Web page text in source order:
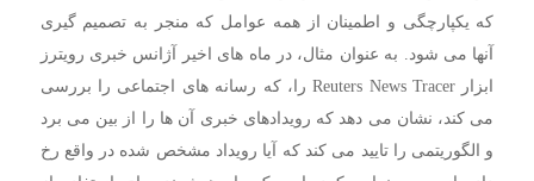
که یکپارچگی و اطمینان از همه عوامل که منجر به تصمیم گیری
آنها می شود. به عنوان مثال، در ماه های اخیر آژانس خبری رویترز
ابزار Reuters News Tracer را، که رسانه های اجتماعی را بررسی
می کند، نشان می دهد که رویدادهای خبری آن ها را از بین می برد
و الگوریتمی را تایید می کند که آیا رویداد مشخص شده در واقع رخ